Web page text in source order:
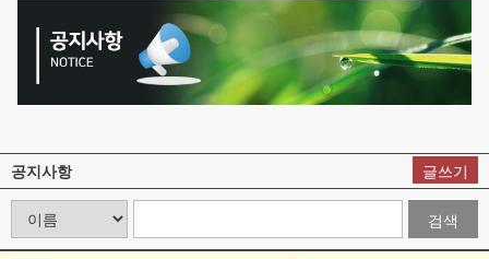
공지사항 글쓰기
검색